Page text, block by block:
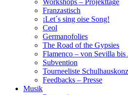
Franzastisch
¡Let´s sing oise Song!
Ceol
Germanofolies
The Road of the Gypsies
Flamenco – von Sevilla bis
Subvention
Tourneeliste
Feedbacks – Presse
Musik